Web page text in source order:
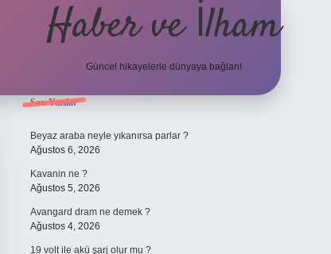
Haber ve İlham
Güncel hikayelerle dünyaya bağlan!
Sidebar
Son Yazılar
Beyaz araba neyle yıkanırsa parlar ?
Ağustos 6, 2026
Kavanin ne ?
Ağustos 5, 2026
Avangard dram ne demek ?
Ağustos 4, 2026
19 volt ile akü şarj olur mu ?